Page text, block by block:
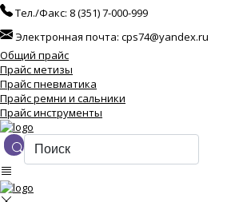
Тел./Факс: 8 (351) 7-000-999
Электронная почта: cps74@yandex.ru
Общий прайс
Прайс метизы
Прайс пневматика
Прайс ремни и сальники
Прайс инструменты